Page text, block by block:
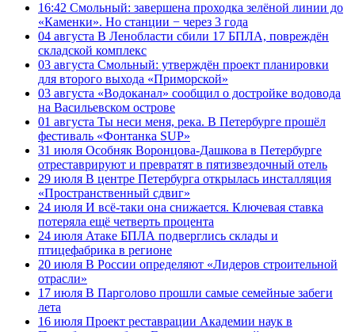
16:42 Смольный: завершена проходка зелёной линии до
«Каменки». Но станции − через 3 года
04 августа В Ленобласти сбили 17 БПЛА, повреждён
складской комплекс
03 августа Смольный: утверждён проект планировки
для второго выхода «Приморской»
03 августа «Водоканал» сообщил о достройке водовода
на Васильевском острове
01 августа Ты неси меня, река. В Петербурге прошёл
фестиваль «Фонтанка SUP»
31 июля Особняк Воронцова-Дашкова в Петербурге
отреставрируют и превратят в пятизвездочный отель
29 июля В центре Петербурга открылась инсталляция
«Пространственный сдвиг»
24 июля И всё-таки она снижается. Ключевая ставка
потеряла ещё четверть процента
24 июля Атаке БПЛА подверглись склады и
птицефабрика в регионе
20 июля В России определяют «Лидеров строительной
отрасли»
17 июля В Парголово прошли самые семейные забеги
лета
16 июля Проект реставрации Академии наук в